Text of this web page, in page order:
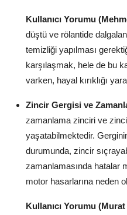
Kullanıcı Yorumu
düştü ve rölantide
temizliği yapılması
karşılaşmak, hele de bu
varken, hayal kırıklığı
Zincir Gergisi ve
zamanlama zinciri ve
yaşatabilmektedir.
durumunda, zincir
zamanlamasında hatalar
motor hasarlarına neden
Kullanıcı Yorumu (Murat